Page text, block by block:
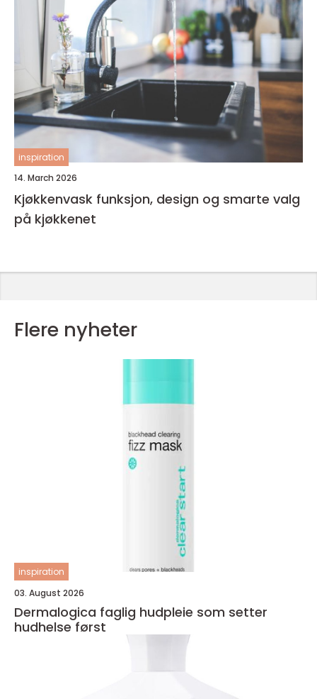
inspiration
14. March 2026
Kjøkkenvask funksjon, design og smarte valg
på kjøkkenet
Flere nyheter
inspiration
03. August 2026
Dermalogica faglig hudpleie som setter
hudhelse først